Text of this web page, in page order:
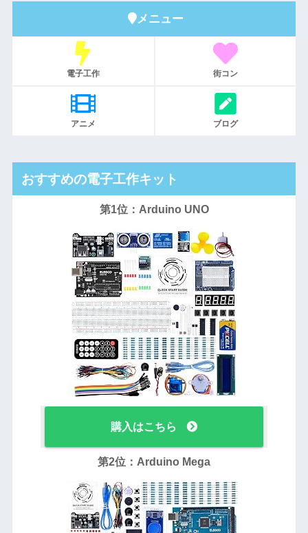
メニュー
電子工作 街コン
アニメ ブログ
おすすめの電子工作キット
第1位：Arduino UNO
購入はこちら
第2位：Arduino Mega